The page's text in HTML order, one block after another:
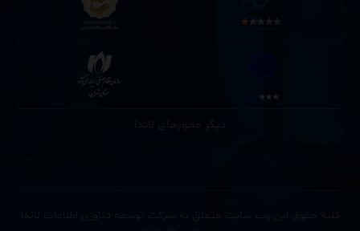
دیگر مجوزهای لاندا
کلیه حقوق این وب سایت متعلق به شرکت توسعه فناوری اطلاعات لاندا